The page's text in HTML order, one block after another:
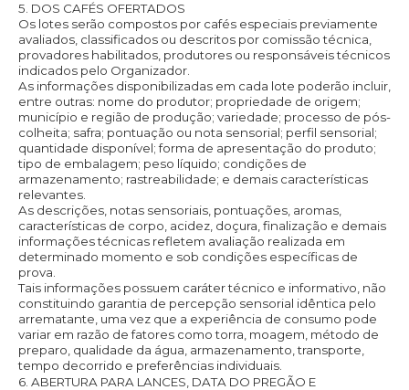
5. DOS CAFÉS OFERTADOS
Os lotes serão compostos por cafés especiais previamente
avaliados, classificados ou descritos por comissão técnica,
provadores habilitados, produtores ou responsáveis técnicos
indicados pelo Organizador.
As informações disponibilizadas em cada lote poderão incluir,
entre outras: nome do produtor; propriedade de origem;
município e região de produção; variedade; processo de pós-
colheita; safra; pontuação ou nota sensorial; perfil sensorial;
quantidade disponível; forma de apresentação do produto;
tipo de embalagem; peso líquido; condições de
armazenamento; rastreabilidade; e demais características
relevantes.
As descrições, notas sensoriais, pontuações, aromas,
características de corpo, acidez, doçura, finalização e demais
informações técnicas refletem avaliação realizada em
determinado momento e sob condições específicas de
prova.
Tais informações possuem caráter técnico e informativo, não
constituindo garantia de percepção sensorial idêntica pelo
arrematante, uma vez que a experiência de consumo pode
variar em razão de fatores como torra, moagem, método de
preparo, qualidade da água, armazenamento, transporte,
tempo decorrido e preferências individuais.
6. ABERTURA PARA LANCES, DATA DO PREGÃO E